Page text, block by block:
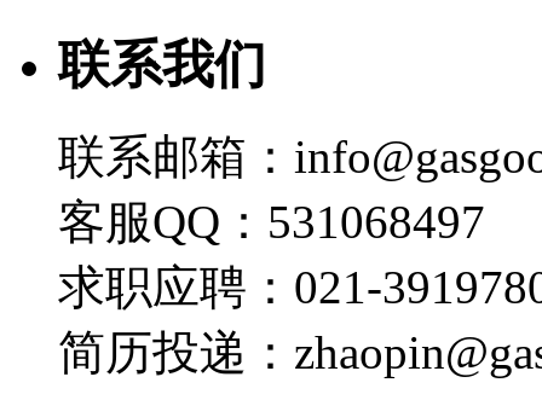
联系我们
联系邮箱：
客服QQ：531068497
求职应聘：021-
简历投递：